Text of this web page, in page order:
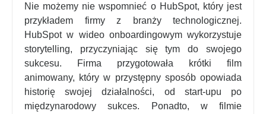
Nie możemy nie wspomnieć o HubSpot, który jest
przykładem firmy z branży technologicznej.
HubSpot w wideo onboardingowym wykorzystuje
storytelling, przyczyniając się tym do swojego
sukcesu. Firma przygotowała krótki film
animowany, który w przystępny sposób opowiada
historię swojej działalności, od start-upu po
międzynarodowy sukces. Ponadto, w filmie